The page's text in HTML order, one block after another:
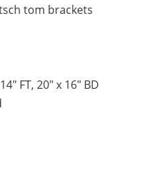
tom brackets
FT, 20" x 16" BD